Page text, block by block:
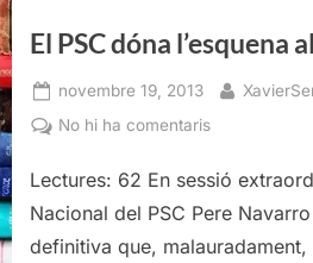
El PSC dóna l’esquena
Posted
on
novembre 19, 2013 By
No hi ha comentarisa
PSC
dóna
Lectures: 62 En sessió
Nacional del PSC Pere
definitiva que,